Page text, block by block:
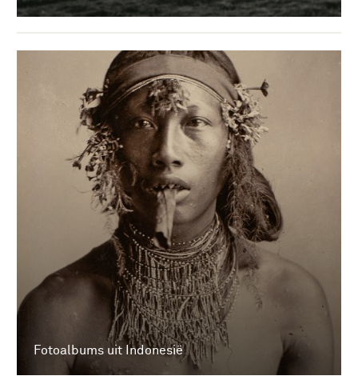
Fotoalbums uit Indonesië